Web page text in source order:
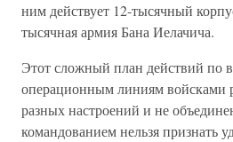
ним действует 12-тысячный
тысячная армия Бана Иелачича.
Этот сложный план действий по
операционным линиям войсками
разных настроений и не
командованием нельзя признать